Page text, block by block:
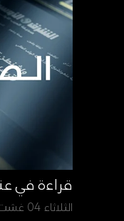
قراءة في
الثلاثاء 04 غشت 2026